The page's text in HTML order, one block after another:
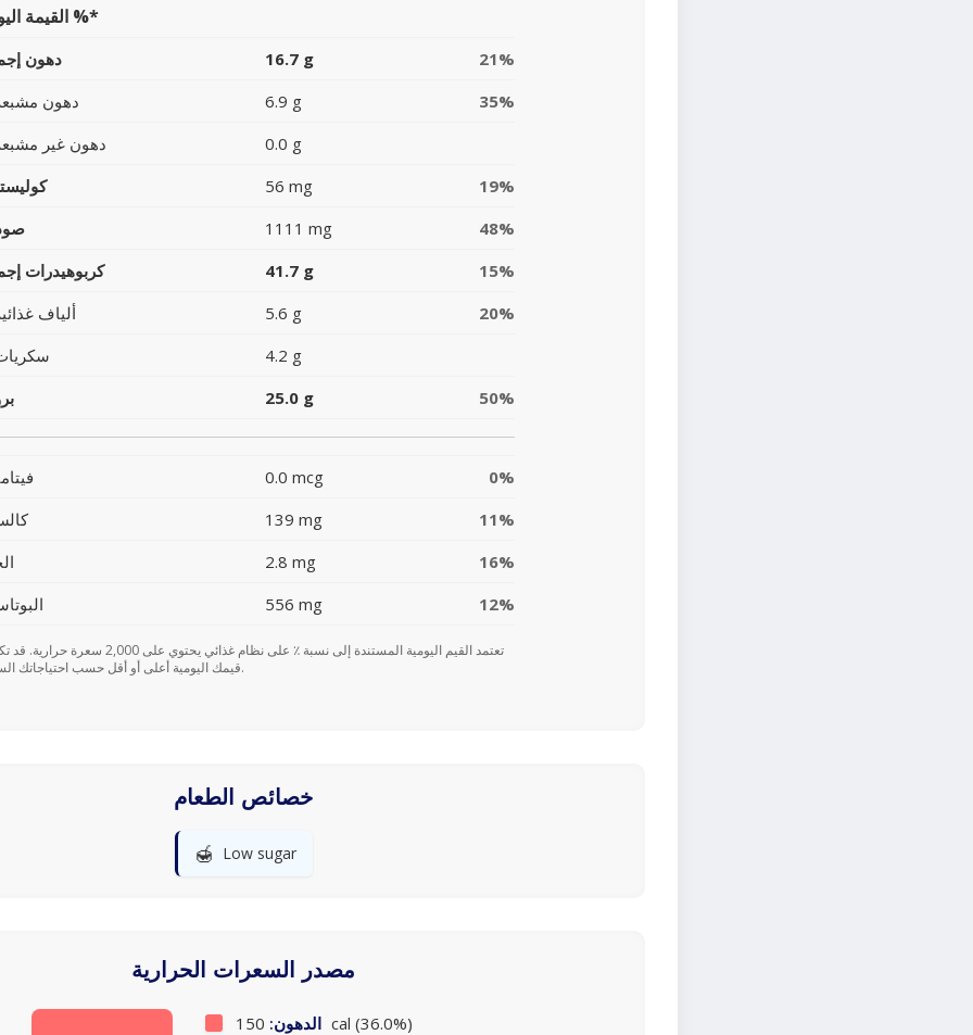
القيمة اليومية %*
دهون 16.7 g
21%
دهون
6.9 g
35%
دهون غير
0.0 g
56 mg
19%
1111 mg
48%
كربوهيدرات
41.7 g
15%
ألياف
5.6 g
20%
4.2 g
25.0 g 50%
0.0 mcg
0%
139 mg
11%
2.8 mg
16%
556 mg 12%
قيمك اليومية أعلى أو أقل حسب احتياجاتك السعرية.
خصائص الطعام
🍯 Low sugar
مصدر السعرات الحرارية
الدهون: 150 cal (36.0%)